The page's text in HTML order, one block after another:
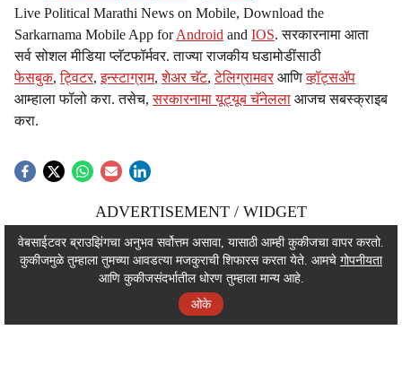
Live Political Marathi News on Mobile, Download the
Sarkarnama Mobile App forAndroid and IOS. सरकारनामा आता
सर्व सोशल मीडिया प्लॅटफॉर्मवर. ताज्या राजकीय घडामोडींसाठी
फेसबुक,ट्विटर,इन्स्टाग्राम,शेअर चॅट,टेलिग्रामवर आणिव्हॉट्सॲप
आम्हाला फॉलो करा. तसेच,सरकारनामा यूट्यूब चॅनेलला आजच सबस्क्राइब
करा.
ADVERTISEMENT / WIDGET
ADVERTISEMENT / WIDGET
ADVERTISEMENT / WIDGET
वेबसाईटवर ब्राउझिंगचा अनुभव सर्वोत्तम असावा, यासाठी आम्ही कुकीजचा वापर करतो.
कुकीजमुळे तुम्हाला तुमच्या आवडत्या मजकुराची शिफारस करता येते. आमचे गोपनीयता
आणि कुकीजसंदर्भातील धोरण तुम्हाला मान्य आहे.
ओके